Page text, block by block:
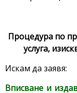
Процедура по
услуга,
Искам да заявя:
Вписване и